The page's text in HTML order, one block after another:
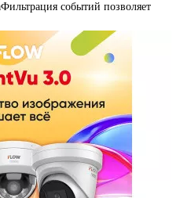
событий позволяет